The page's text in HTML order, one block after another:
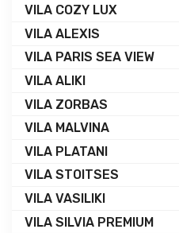
VILA COZY LUX
VILA ALEXIS
VILA PARIS SEA VIEW
VILA ALIKI
VILA ZORBAS
VILA MALVINA
VILA PLATANI
VILA STOITSES
VILA VASILIKI
VILA SILVIA PREMIUM